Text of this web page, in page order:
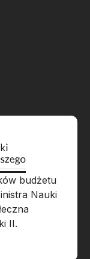
budżetu
Nauki
II.